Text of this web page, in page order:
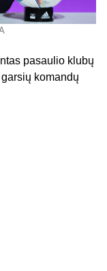
pasaulio klubų
komandų